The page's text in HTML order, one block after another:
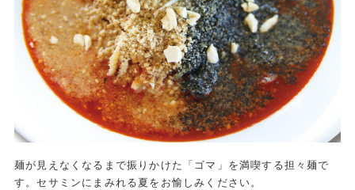
麺が見えなくなるまで振りかけた「ゴマ」を満喫する担々麺で
す。セサミンにまみれる夏をお愉しみください。